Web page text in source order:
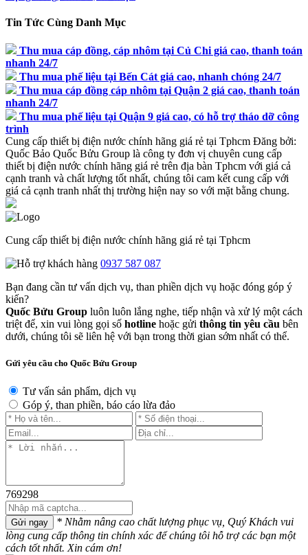
Tin Tức Cùng Danh Mục
Thu mua cáp đồng, cáp nhôm tại Củ Chi giá cao, thanh toán
nhanh 24/7
Thu mua phế liệu tại Bến Cát giá cao, nhanh chóng 24/7
Thu mua cáp đồng cáp nhôm tại Quận 2 giá cao, thanh toán
nhanh 24/7
Thu mua phế liệu tại Quận 9 giá cao, có hỗ trợ tháo dỡ công
trình
Cung cấp thiết bị điện nước chính hãng giá rẻ tại Tphcm Đăng bởi:
Quốc Bảo Quốc Bửu Group là công ty đơn vị chuyên cung cấp
thiết bị điện nước chính hãng giá rẻ trên địa bàn Tphcm với giá cả
cạnh tranh và chất lượng tốt nhất, chúng tôi cam kết cung cấp với
giá cả cạnh tranh nhất thị trường hiện nay so với mặt bằng chung.
Cung cấp thiết bị điện nước chính hãng giá rẻ tại Tphcm
0937 587 087
Bạn đang cần tư vấn dịch vụ, than phiền dịch vụ hoặc đóng góp ý
kiến?
Quốc Bửu Group luôn luôn lắng nghe, tiếp nhận và xử lý một cách
triệt để, xin vui lòng gọi số hotline hoặc gửi thông tin yêu cầu bên
dưới, chúng tôi sẽ liên hệ với bạn trong thời gian sớm nhất có thể.
Gửi yêu cầu cho Quốc Bửu Group
Tư vấn sản phẩm, dịch vụ
Góp ý, than phiền, báo cáo lừa đảo
769298
Gửi ngay
* Nhằm nâng cao chất lượng phục vụ, Quý Khách vui
lòng cung cấp thông tin chính xác để chúng tôi hỗ trợ các bạn một
cách tốt nhất. Xin cám ơn!